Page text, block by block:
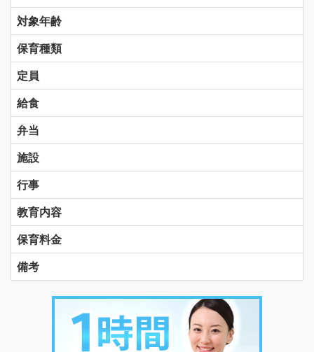
対象年齢
保育種類
定員
給食
弁当
施設
行事
教育内容
保育料金
備考